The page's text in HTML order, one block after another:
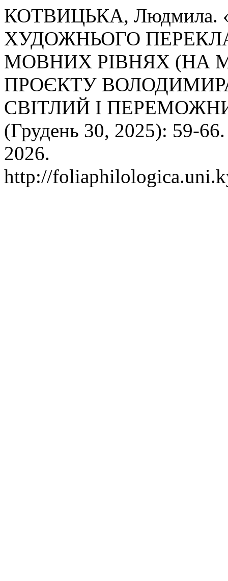
КОТВИЦЬКА, Людмила.
ХУДОЖНЬОГО
МОВНИХ РІВНЯХ (НА
ПРОЄКТУ
СВІТЛИЙ І
(Грудень 30, 2025): 59-
2026.
http://